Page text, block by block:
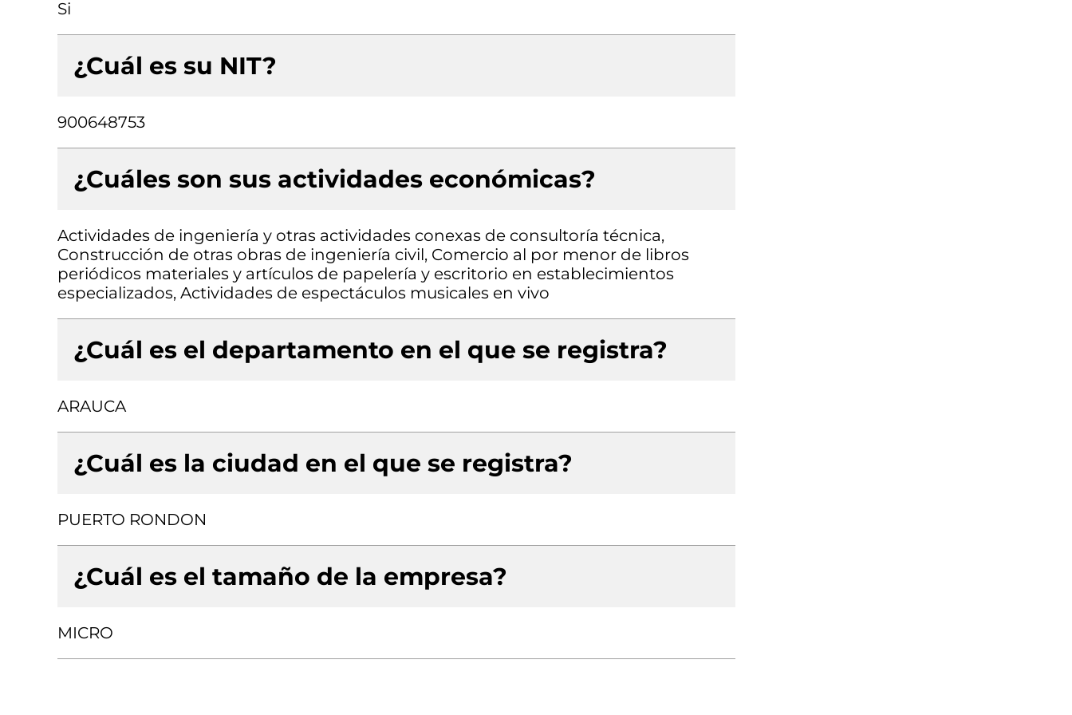
Si
¿Cuál es su NIT?
900648753
¿Cuáles son sus actividades económicas?
Actividades de ingeniería y otras actividades conexas de consultoría técnica,
Construcción de otras obras de ingeniería civil, Comercio al por menor de libros
periódicos materiales y artículos de papelería y escritorio en establecimientos
especializados, Actividades de espectáculos musicales en vivo
¿Cuál es el departamento en el que se registra?
ARAUCA
¿Cuál es la ciudad en el que se registra?
PUERTO RONDON
¿Cuál es el tamaño de la empresa?
MICRO